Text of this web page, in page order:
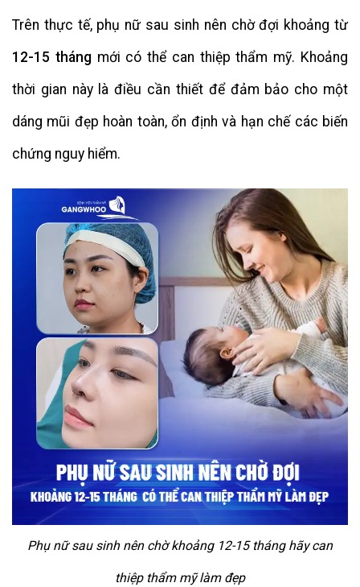
Trên thực tế, phụ nữ sau sinh nên chờ đợi khoảng từ
12-15 tháng mới có thể can thiệp thẩm mỹ. Khoảng
thời gian này là điều cần thiết để đảm bảo cho một
dáng mũi đẹp hoàn toàn, ổn định và hạn chế các biến
chứng nguy hiểm.
Phụ nữ sau sinh nên chờ khoảng 12-15 tháng hãy can
thiệp thẩm mỹ làm đẹp